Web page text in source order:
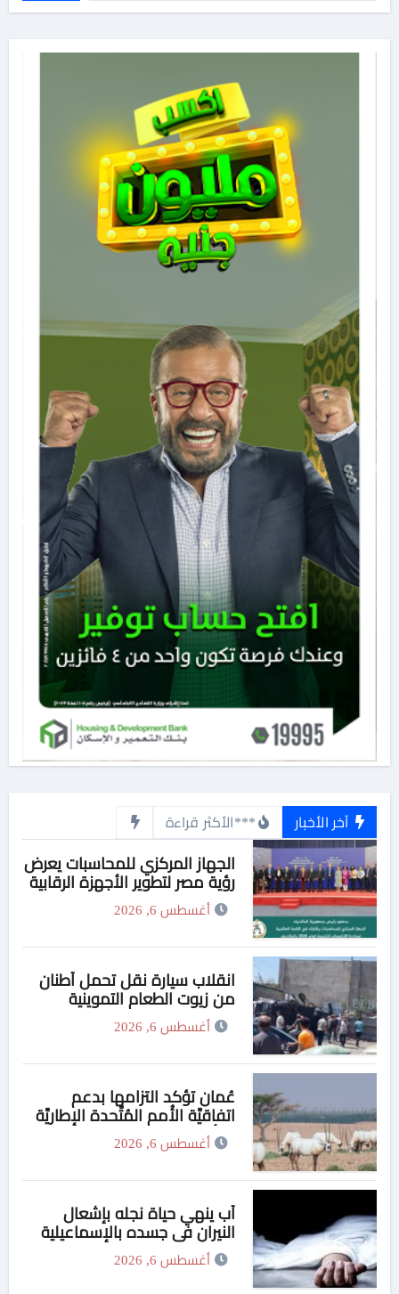
آخر الأخبار ***الأكثر قراءة
الجهاز المركزي للمحاسبات يعرض
رؤية مصر لتطوير الأجهزة الرقابية
في القمة العالمية للإنتوساي
بالمالديف
أغسطس 6, 2026
انقلاب سيارة نقل تحمل أطنان
من زيوت الطعام التموينية
بالمحلة
أغسطس 6, 2026
عُمان تؤكد التزامها بدعم
اتفاقيَّة الأُمم المُتَّحدة الإطاريَّة
بشأن تغيُّر المناخ
أغسطس 6, 2026
أب ينهي حياة نجله بإشعال
النيران في جسده بالإسماعيلية
أغسطس 6, 2026